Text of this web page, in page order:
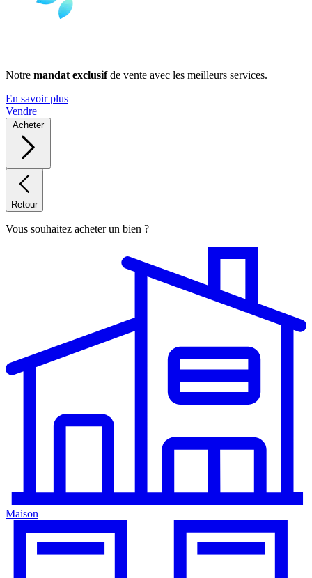
Notre mandat exclusifde vente avec les meilleurs services.
En savoir plus
Vendre
Acheter
Retour
Vous souhaitez acheter un bien ?
Maison